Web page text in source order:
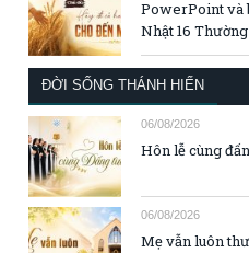
PowerPoint và
Nhật 16
ĐỜI SỐNG THÁNH HIẾN
06/08/2026
Hôn lễ cùng
06/08/2026
Mẹ vẫn luôn